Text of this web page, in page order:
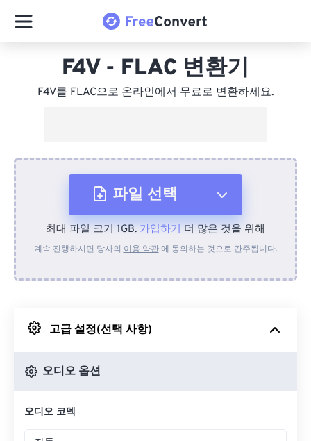
F4V - FLAC 변환기
F4V를 FLAC으로 온라인에서 무료로 변환하세요.
파일 선택
장치에서
Google 드라이브에서
최대 파일 크기 1GB. 가입하기 더 많은 것을 위해
계속 진행하시면 당사의 이용 약관에 동의하는 것으로 간주됩니다.
고급 설정(선택 사항)
오디오 옵션
오디오 코덱